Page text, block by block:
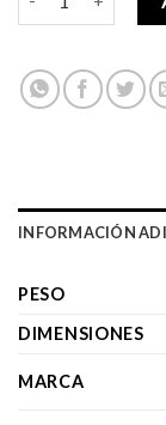
INFORMACIÓN
PESO
DIMENSIONES
MARCA